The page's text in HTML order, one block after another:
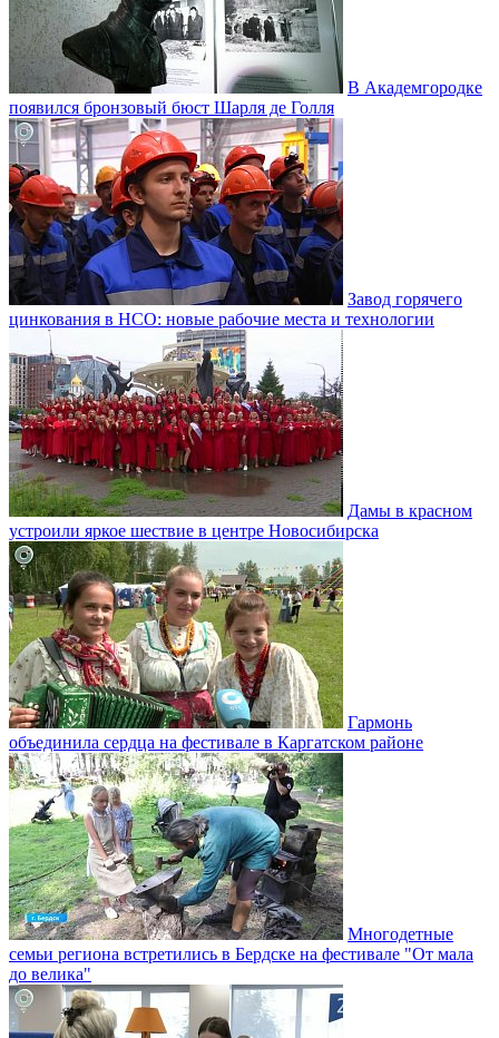
В Академгородке
появился бронзовый бюст Шарля де Голля
Завод горячего
цинкования в НСО: новые рабочие места и технологии
Дамы в красном
устроили яркое шествие в центре Новосибирска
Гармонь
объединила сердца на фестивале в Каргатском районе
Многодетные
семьи региона встретились в Бердске на фестивале "От мала
до велика"